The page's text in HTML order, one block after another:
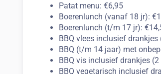
Patat menu: €6,95
Boerenlunch (vanaf 18 jr):
Boerenlunch (t/m 17 jr):
BBQ vlees inclusief
BBQ (t/m 14 jaar) met
BBQ vis inclusief drankjes
BBQ vegetarisch inclusief